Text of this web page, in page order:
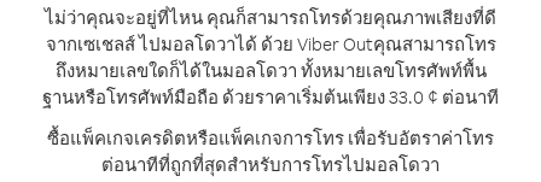
ไม่ว่าคุณจะอยู่ที่ไหน คุณก็สามารถโทรด้วยคุณภาพเสียงที่ดี
จากเซเชลส์ ไปมอลโดวาได้ ด้วย Viber Outคุณสามารถโทร
ถึงหมายเลขใดก็ได้ในมอลโดวา ทั้งหมายเลขโทรศัพท์พื้น
ฐานหรือโทรศัพท์มือถือ ด้วยราคาเริ่มต้นเพียง 33.0 ¢ ต่อนาที
ซื้อแพ็คเกจเครดิตหรือแพ็คเกจการโทร เพื่อรับอัตราค่าโทร
ต่อนาทีที่ถูกที่สุดสำหรับการโทรไปมอลโดวา